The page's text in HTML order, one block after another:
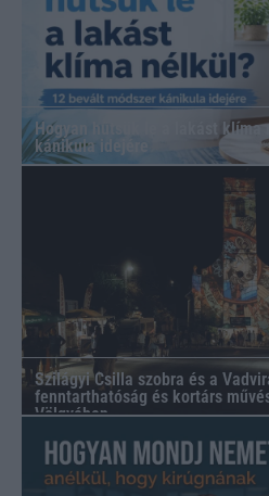
Hogyan hűtsük le a lakást klíma
kánikula idejére
Szilágyi Csilla szobra és a
fenntarthatóság és kortárs
Völgyében